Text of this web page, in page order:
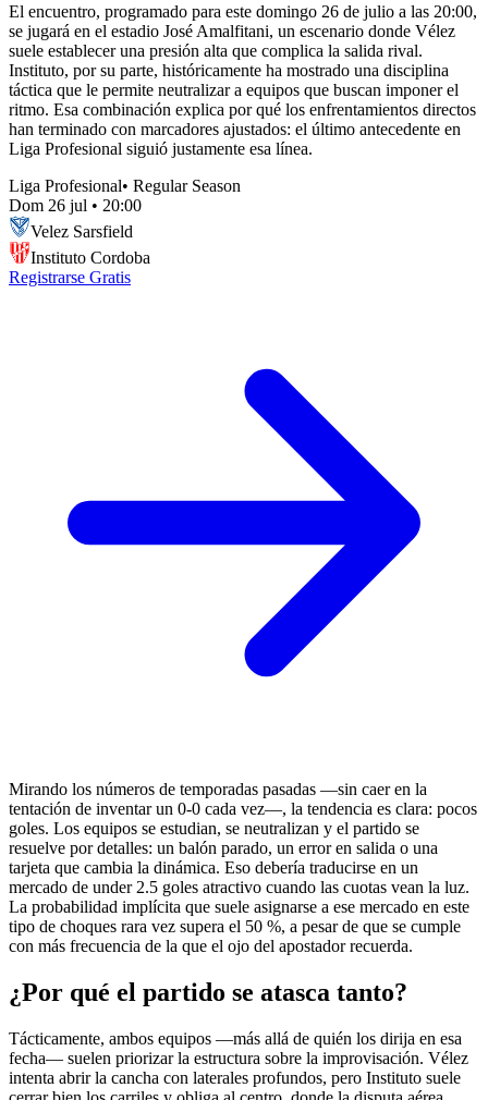
El encuentro, programado para este domingo 26 de julio a las 20:00,
se jugará en el estadio José Amalfitani, un escenario donde Vélez
suele establecer una presión alta que complica la salida rival.
Instituto, por su parte, históricamente ha mostrado una disciplina
táctica que le permite neutralizar a equipos que buscan imponer el
ritmo. Esa combinación explica por qué los enfrentamientos directos
han terminado con marcadores ajustados: el último antecedente en
Liga Profesional siguió justamente esa línea.
Liga Profesional• Regular Season
Dom 26 jul • 20:00
Velez Sarsfield
Instituto Cordoba
Registrarse Gratis
Mirando los números de temporadas pasadas —sin caer en la
tentación de inventar un 0-0 cada vez—, la tendencia es clara: pocos
goles. Los equipos se estudian, se neutralizan y el partido se
resuelve por detalles: un balón parado, un error en salida o una
tarjeta que cambia la dinámica. Eso debería traducirse en un
mercado de under 2.5 goles atractivo cuando las cuotas vean la luz.
La probabilidad implícita que suele asignarse a ese mercado en este
tipo de choques rara vez supera el 50 %, a pesar de que se cumple
con más frecuencia de la que el ojo del apostador recuerda.
¿Por qué el partido se atasca tanto?
Tácticamente, ambos equipos —más allá de quién los dirija en esa
fecha— suelen priorizar la estructura sobre la improvisación. Vélez
intenta abrir la cancha con laterales profundos, pero Instituto suele